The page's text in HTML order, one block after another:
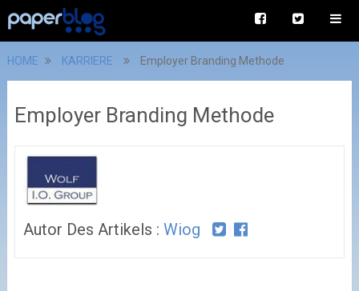
HOME KARRIERE Employer Branding Methode
Employer Branding Methode
Autor Des Artikels : Wiog